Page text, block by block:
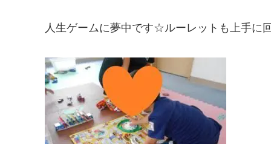
人生ゲームに夢中です☆ルーレットも上手に